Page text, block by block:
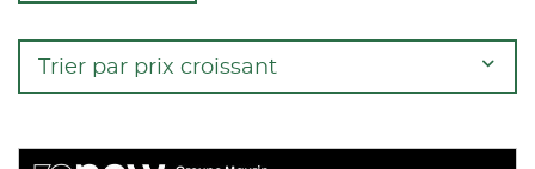
Trier par prix croissant